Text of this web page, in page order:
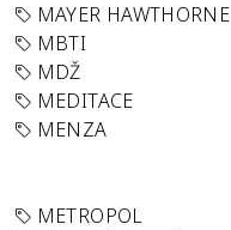
MAYER HAWTHORNE
MBTI
MDŽ
MEDITACE
MENZA
METROPOL